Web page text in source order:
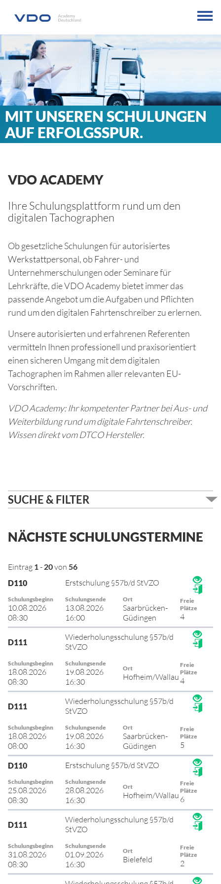
MIT UNSEREN SCHULUNGEN
AUF ERFOLGSSPUR.
VDO ACADEMY
Ihre Schulungsplattform rund um den
digitalen Tachographen
Ob gesetzliche Schulungen für autorisiertes
Werkstattpersonal, ob Fahrer- und
Unternehmerschulungen oder Seminare für
Lehrkräfte, die VDO Academy bietet immer das
passende Angebot um die Aufgaben und Pflichten
rund um den digitalen Fahrtenschreiber zu erlernen.
Unsere autorisierten und erfahrenen Referenten
vermitteln Ihnen professionell und praxisorientiert
einen sicheren Umgang mit dem digitalen
Tachographen im Rahmen aller relevanten EU-
Vorschriften.
VDO Academy: Ihr kompetenter Partner bei Aus- und
Weiterbildung rund um digitale Fahrtenschreiber.
Wissen direkt vom DTCO Hersteller.
SUCHE & FILTER
NÄCHSTE SCHULUNGSTERMINE
Eintrag 1- 20von 56
D110
Erstschulung §57b/d StVZO
Schulungsbeginn
10.08.2026
08:30
Schulungsende
13.08.2026
16:00
Ort
Saarbrücken-
Güdingen
Freie
Plätze
4
D111
Wiederholungsschulung §57b/d
StVZO
Schulungsbeginn
18.08.2026
08:30
Schulungsende
19.08.2026
16:30
Ort
Hofheim/Wallau
Freie
Plätze
4
D111
Wiederholungsschulung §57b/d
StVZO
Schulungsbeginn
18.08.2026
08:00
Schulungsende
19.08.2026
16:30
Ort
Saarbrücken-
Güdingen
Freie
Plätze
5
D110 Erstschulung §57b/d StVZO
Schulungsbeginn
25.08.2026
08:30
Schulungsende
28.08.2026
16:30
Ort
Hofheim/Wallau
Freie
Plätze
6
D111
Wiederholungsschulung §57b/d
StVZO
Schulungsbeginn
31.08.2026
08:30
Schulungsende
01.09.2026
16:30
Ort
Bielefeld
Freie
Plätze
2